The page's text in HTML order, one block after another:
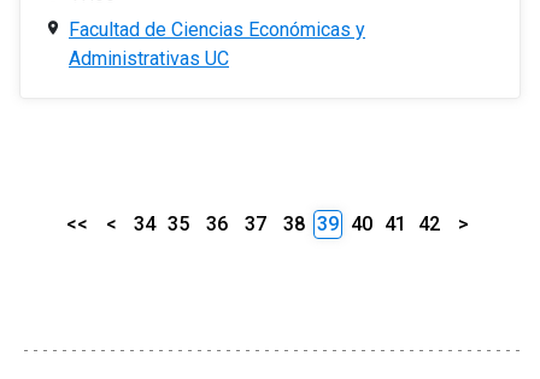
Facultad de Ciencias Económicas y
Administrativas UC
<< < 34 35 36 37 38 39 40 41 42 >